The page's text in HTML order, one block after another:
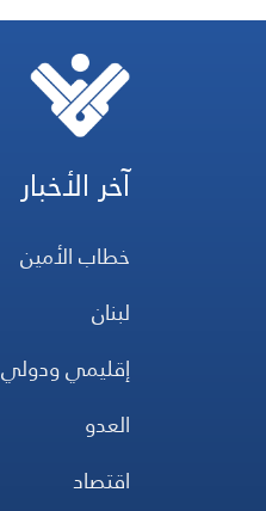
آخر الأخبار
خطاب الأمين
لبنان
إقليمي ودولي
العدو
اقتصاد